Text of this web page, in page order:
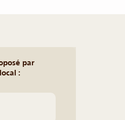
par
: